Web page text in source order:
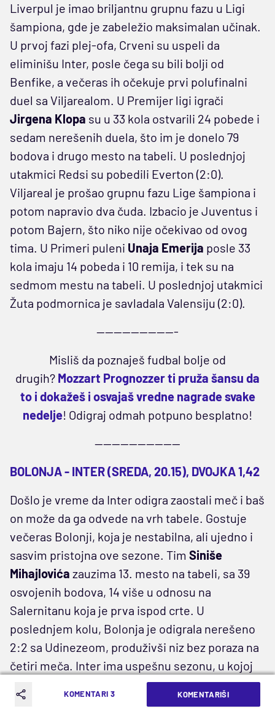
Liverpul je imao briljantnu grupnu fazu u Ligi
šampiona, gde je zabeležio maksimalan učinak.
U prvoj fazi plej-ofa, Crveni su uspeli da
eliminišu Inter, posle čega su bili bolji od
Benfike, a večeras ih očekuje prvi polufinalni
duel sa Viljarealom. U Premijer ligi igrači
Jirgena Klopa su u 33 kola ostvarili 24 pobede i
sedam nerešenih duela, što im je donelo 79
bodova i drugo mesto na tabeli. U poslednjoj
utakmici Redsi su pobedili Everton (2:0).
Viljareal je prošao grupnu fazu Lige šampiona i
potom napravio dva čuda. Izbacio je Juventus i
potom Bajern, što niko nije očekivao od ovog
tima. U Primeri puleni Unaja Emerija posle 33
kola imaju 14 pobeda i 10 remija, i tek su na
sedmom mestu na tabeli. U poslednjoj utakmici
Žuta podmornica je savladala Valensiju (2:0).
-------------------
Misliš da poznaješ fudbal bolje od
drugih? Mozzart Prognozzer ti pruža šansu da
to i dokažeš i osvajaš vredne nagrade svake
nedelje! Odigraj odmah potpuno besplatno!
--------------------
BOLONJA - INTER (SREDA, 20.15), DVOJKA 1,42
Došlo je vreme da Inter odigra zaostali meč i baš
on može da ga odvede na vrh tabele. Gostuje
večeras Bolonji, koja je nestabilna, ali ujedno i
sasvim pristojna ove sezone. Tim Siniše
Mihajlovića zauzima 13. mesto na tabeli, sa 39
osvojenih bodova, 14 više u odnosu na
Salernitanu koja je prva ispod crte. U
poslednjem kolu, Bolonja je odigrala nerešeno
2:2 sa Udinezeom, produživši niz bez poraza na
četiri meča. Inter ima uspešnu sezonu, u kojoj
nastoji da zadrži titulu prvaka. Nerazuri su
trenutno na drugoj poziciji i zaostaju dva boda
KOMENTARI 3 KOMENTARIŠI